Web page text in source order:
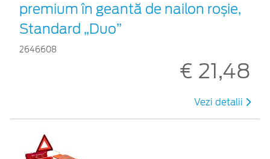
premium în geantă de nailon roșie,
Standard „Duo”
2646608
€ 21,48
Vezi detalii